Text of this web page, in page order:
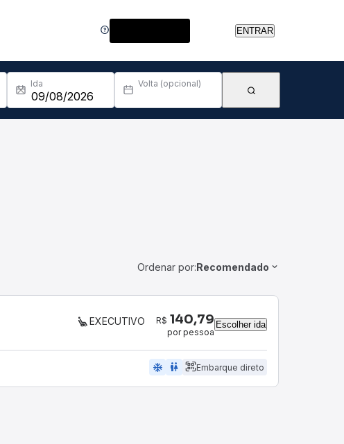
ENTRAR
Ida Volta (opcional)
Ordenar por:Recomendado
EXECUTIVO R$ 140,79
por pessoa
Escolher ida
ac_unit wc Embarque direto